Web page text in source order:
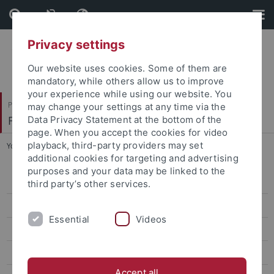
Skip
to
content
Skip
to
footer
Philosophische Fakultät
Fachbereich Asien-Orient-Wissenschaften
You are here: Startseite ... Gleichstellung
Aktuelles
Indologie
Privacy settings
Our website uses cookies. Some of them are
mandatory, while others allow us to improve
your experience while using our website. You
may change your settings at any time via the
Data Privacy Statement at the bottom of the
page. When you accept the cookies for video
playback, third-party providers may set
additional cookies for targeting and advertising
purposes and your data may be linked to the
third party’s other services.
Essential Videos